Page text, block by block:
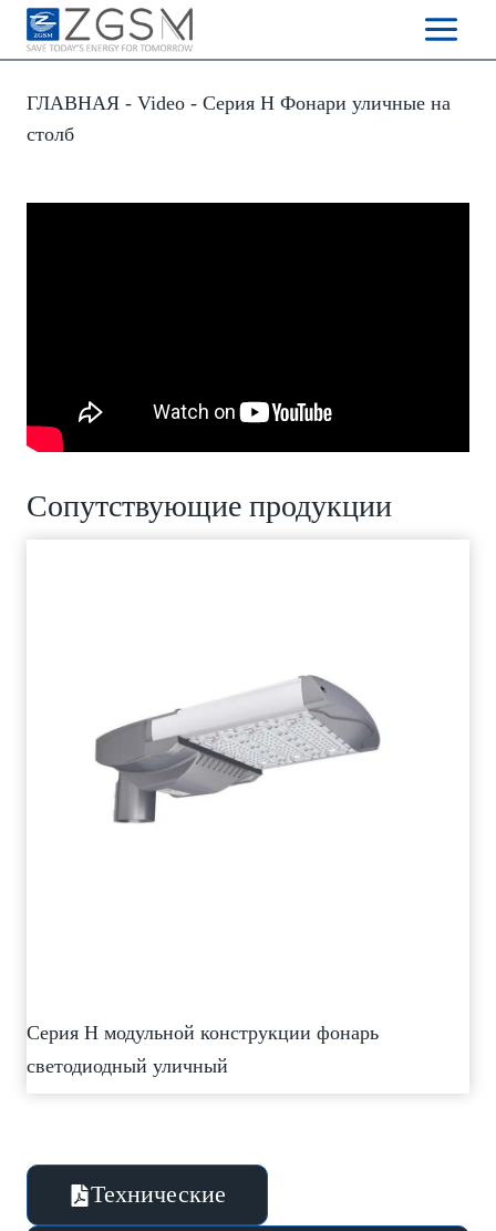
Skip
ГЛАВНАЯ - Video - Серия H Фонари уличные на
столб
Сопутствующие продукции
Серия H модульной конструкции фонарь
светодиодный уличный
Технические